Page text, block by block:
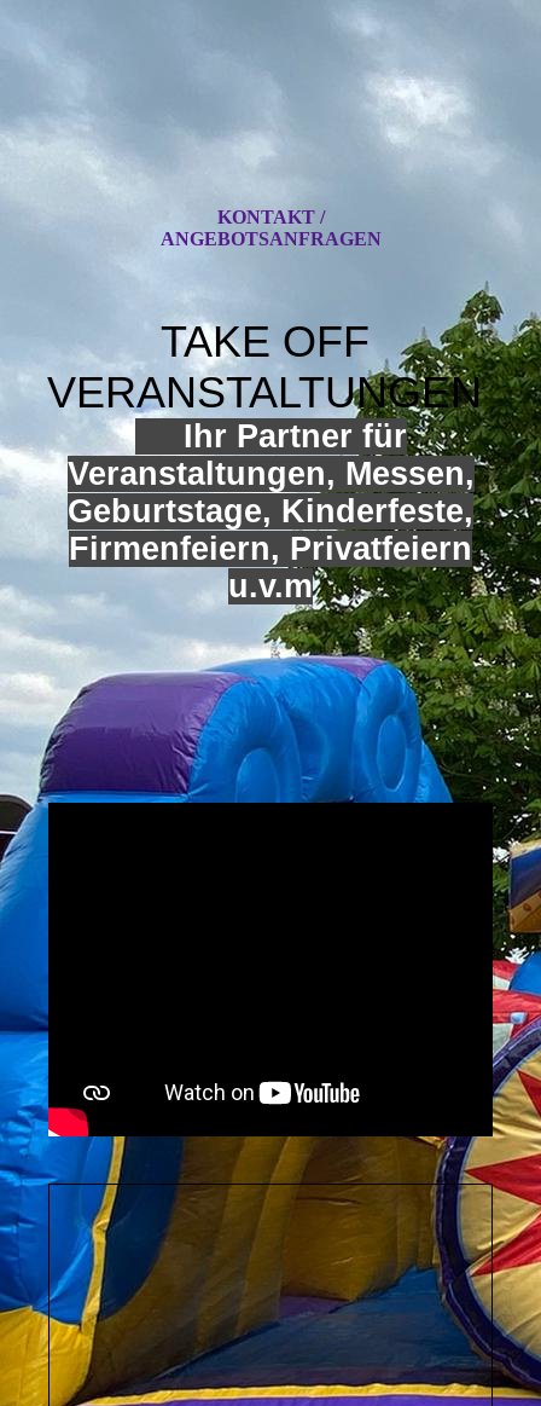
KONTAKT /
ANGEBOTSANFRAGEN
TAKE OFF
VERANSTALTUNGEN
Ihr Partner für
Veranstaltungen, Messen,
Geburtstage, Kinderfeste,
Firmenfeiern, Privatfeiern
u.v.m